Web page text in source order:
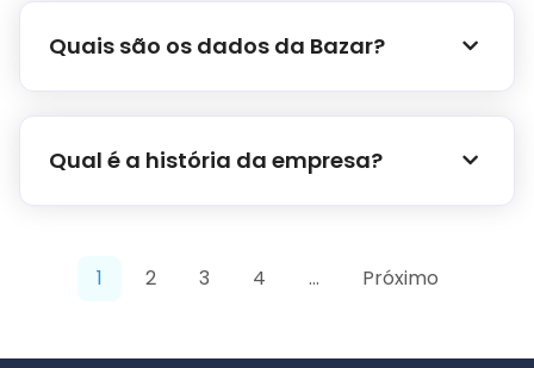
Quais são os dados da Bazar?
Qual é a história da empresa?
1 2 3 4 … Próximo